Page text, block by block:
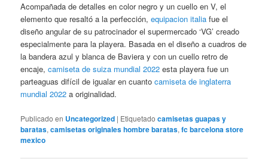
Acompañada de detalles en color negro y un cuello en V, el
elemento que resaltó a la perfección,equipacion italia fue el
diseño angular de su patrocinador el supermercado ‘VG’ creado
especialmente para la playera. Basada en el diseño a cuadros de
la bandera azul y blanca de Baviera y con un cuello retro de
encaje,camiseta de suiza mundial 2022 esta playera fue un
parteaguas difícil de igualar en cuantocamiseta de inglaterra
mundial 2022 a originalidad.
Publicado en Uncategorized | Etiquetado camisetas guapas y
baratas,camisetas originales hombre baratas,fc barcelona store
mexico